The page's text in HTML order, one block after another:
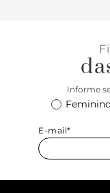
Informe
E-mail*